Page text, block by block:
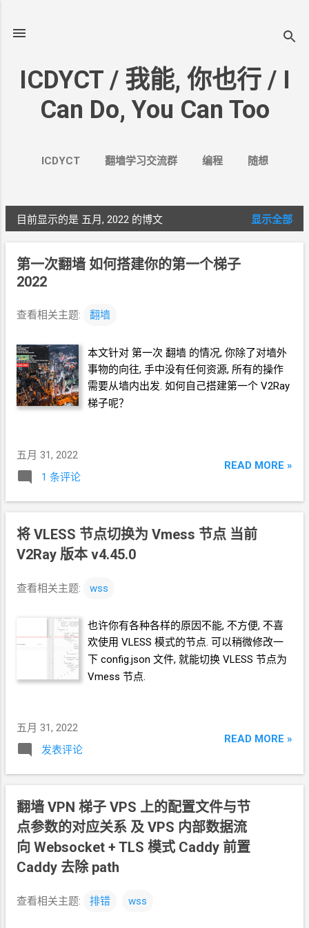
ICDYCT / 我能, 你也行 / I
Can Do, You Can Too
ICDYCT 翻墙学习交流群 编程 随想
博
文
目前显示的是 五月, 2022 的博文 显示全部
第一次翻墙 如何搭建你的第一个梯子
2022
查看相关主题: 翻墙
本文针对 第一次 翻墙 的情况, 你除了对墙外
事物的向往, 手中没有任何资源, 所有的操作
需要从墙内出发. 如何自己搭建第一个 V2Ray
梯子呢？
五月 31, 2022
1 条评论
READ MORE »
将 VLESS 节点切换为 Vmess 节点 当前
V2Ray 版本 v4.45.0
查看相关主题: wss
也许你有各种各样的原因不能, 不方便, 不喜
欢使用 VLESS 模式的节点. 可以稍微修改一
下 config.json 文件, 就能切换 VLESS 节点为
Vmess 节点.
五月 31, 2022
发表评论
READ MORE »
翻墙 VPN 梯子 VPS 上的配置文件与节
点参数的对应关系 及 VPS 内部数据流
向 Websocket + TLS 模式 Caddy 前置
Caddy 去除 path
查看相关主题: 排错 wss